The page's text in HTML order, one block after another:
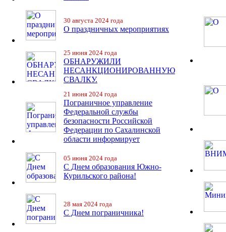
30 августа 2024 года
О праздничных мероприятиях
25 июня 2024 года
ОБНАРУЖИЛИ
НЕСАНКЦИОНИРОВАННУЮ
СВАЛКУ.
21 июня 2024 года
Пограничное управление
Федеральной службы
безопасности Российской
Федерации по Сахалинской
области информирует
05 июня 2024 года
С Днем образования Южно-
Курильского района!
28 мая 2024 года
С Днем пограничника!